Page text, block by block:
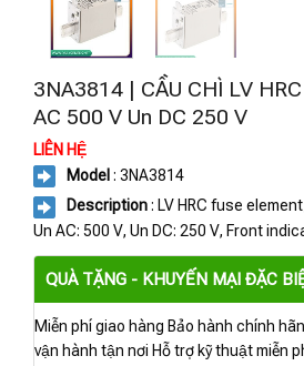
3NA3814 | CẦU CHÌ LV
AC 500 V Un DC 250 V
LIÊN HỆ
Model : 3NA3814
Description: LV HRC fuse
Un AC: 500 V, Un DC: 250 V, Front
QUÀ TẶNG - KHUYẾN MẠI ĐẶC
Miễn phí giao hàng Bảo hành chính
vận hành tận nơi Hỗ trợ kỹ thuật miễn